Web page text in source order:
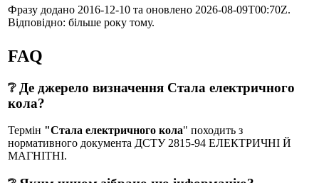
Фразу додано 2016-12-10 та оновлено 2026-08-09T00:70Z.
Відповідно: більше року тому.
FAQ
❔ Де джерело визначення Стала електричного
кола?
Термін "Стала електричного кола" походить з
нормативного документа ДСТУ 2815-94 ЕЛЕКТРИЧНІ Й
МАГНІТНІ.